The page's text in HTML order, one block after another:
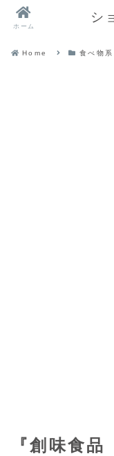
Home 食べ物系
『創味食
ホーム
シ